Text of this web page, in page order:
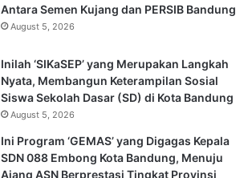
Antara Semen Kujang dan PERSIB Bandung
August 5, 2026
Inilah ‘SIKaSEP’ yang Merupakan Langkah
Nyata, Membangun Keterampilan Sosial
Siswa Sekolah Dasar (SD) di Kota Bandung
August 5, 2026
Ini Program ‘GEMAS’ yang Digagas Kepala
SDN 088 Embong Kota Bandung, Menuju
Ajang ASN Berprestasi Tingkat Provinsi